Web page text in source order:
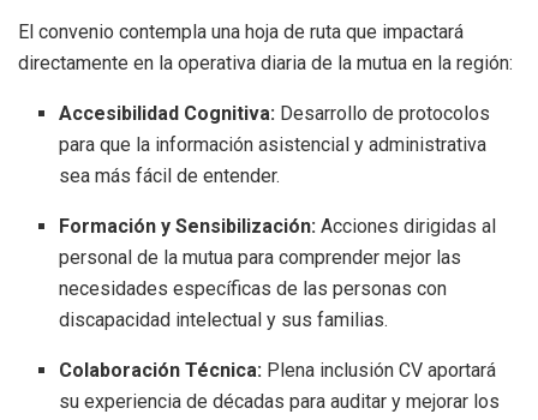
El convenio contempla una hoja de ruta que impactará
directamente en la operativa diaria de la mutua en la región:
Accesibilidad Cognitiva: Desarrollo de protocolos
para que la información asistencial y administrativa
sea más fácil de entender.
Formación y Sensibilización: Acciones dirigidas al
personal de la mutua para comprender mejor las
necesidades específicas de las personas con
discapacidad intelectual y sus familias.
Colaboración Técnica: Plena inclusión CV aportará
su experiencia de décadas para auditar y mejorar los